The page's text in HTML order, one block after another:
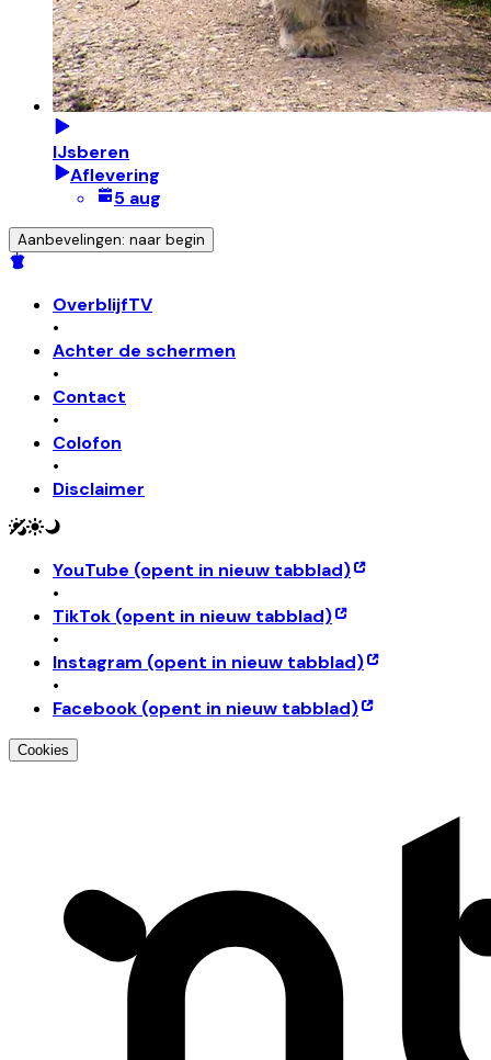
IJsberen
Aflevering
5 aug
Aanbevelingen: naar begin
OverblijfTV
•
Achter de schermen
•
Contact
•
Colofon
•
Disclaimer
YouTube (opent in nieuw tabblad)
•
TikTok (opent in nieuw tabblad)
•
Instagram (opent in nieuw tabblad)
•
Facebook (opent in nieuw tabblad)
Cookies